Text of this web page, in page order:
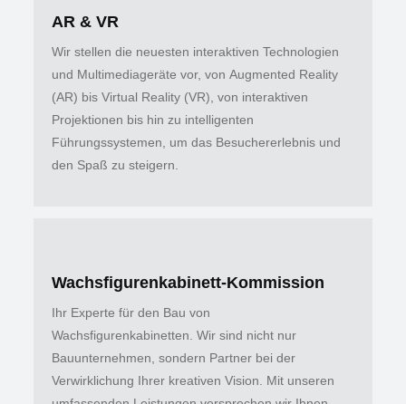
AR & VR
Wir stellen die neuesten interaktiven Technologien
und Multimediageräte vor, von Augmented Reality
(AR) bis Virtual Reality (VR), von interaktiven
Projektionen bis hin zu intelligenten
Führungssystemen, um das Besuchererlebnis und
den Spaß zu steigern.
Wachsfigurenkabinett-Kommission
Ihr Experte für den Bau von
Wachsfigurenkabinetten. Wir sind nicht nur
Bauunternehmen, sondern Partner bei der
Verwirklichung Ihrer kreativen Vision. Mit unseren